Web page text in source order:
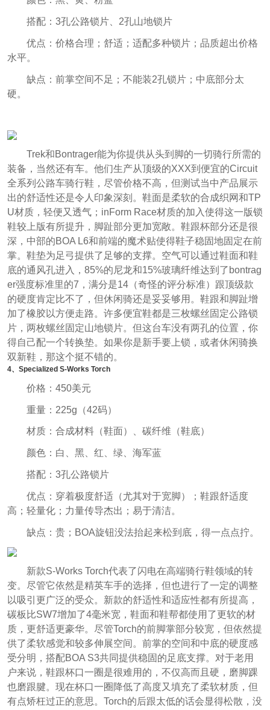
搭配：3孔公路锁片、2孔山地锁片
优点：价格合理；舒适；适配多种锁片；品质超出价格
水平。
缺点：前掌空间不足；不能装2孔锁片；中底部分太
硬。
Trek和Bontrager能为你提供从头到脚的一切骑行所需的
装备，当然还有车。他们生产从顶级的XXX到便宜的Circuit
全系列公路车骑行鞋，尽管价格不高，但测试当中产品展示
出的舒适性还是令人印象深刻。鞋面是柔软的合成织网和TP
U材质，轻便又透气；inForm Race材质的加入使得这一版锁
鞋较上版有所提升，脚趾部分更加宽敞。鞋跟杯部分还是很
深，中部的BOA L6和前端的魔术贴使得鞋子稳固地固定在前
掌。鞋垫为足弓提供了足够的支撑。空气可以通过鞋面和鞋
底的通风孔进入，85%的尼龙和15%玻璃纤维达到了bontrag
er强度标准里的7，满分是14（奇怪的评分标准）跟顶级款
的硬度肯定比不了，但休闲骑还是妥妥够用。鞋跟和脚趾增
加了橡胶以方便走路。许多便宜鞋都是三枚螺丝固定公路锁
片，两枚螺丝固定山地锁片。但这台车没有两孔的位置，你
得自己配一个转换垫。如果你是新手要上锁，或者休闲骑换
双新鞋，那这个挺不错的。
4、Specialized S-Works Torch
价格：450美元
重量：225g（42码）
材质：合成材料（鞋面）、碳纤维（鞋底）
颜色：白、黑、红、绿、海军蓝
搭配：3孔公路锁片
优点：穿着极度舒适（尤其对于宽脚）；鞋跟舒适度
高；轻量化；力量传导杰出；易于清洁。
缺点：贵；BOA旋钮没法抬起来松到底，得一点点拧。
新款S-Works Torch代表了闪电在高端骑行鞋领域的转
变。尽管它依然是精英车手的选择，但也进行了一定的调整
以吸引更广泛的受众。新款的舒适性和适应性都有所提高，
碳板比SW7增加了4毫米宽，鞋面和鞋帮都使用了更软的材
质，更舒适更豪华。尽管Torch的前脚掌部分较宽，但依然提
供了柔软感觉和较多伸展空间。前掌的空间和中底的硬度感
受分明，搭配BOA S3共同提供稳固的足底支撑。对于老用
户来说，鞋跟杯口一圈是很难用的，不仅高而且硬，磨脚踝
也磨跟腱。现在杯口一圈降低了高度又填充了柔软材质，但
有点矫枉过正的意思。Torch的后跟太低的话会显得松散，没